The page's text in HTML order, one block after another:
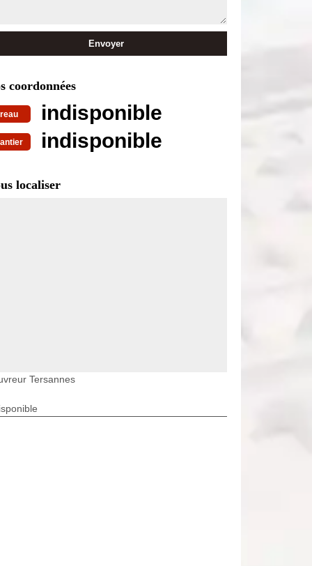
coordonnées
indisponible
indisponible
localiser
Tersannes